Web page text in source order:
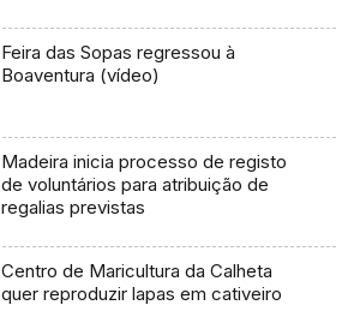
Feira das Sopas regressou à
Boaventura (vídeo)
Madeira inicia processo de registo
de voluntários para atribuição de
regalias previstas
Centro de Maricultura da Calheta
quer reproduzir lapas em cativeiro